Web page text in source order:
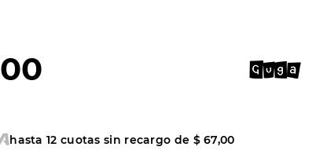
00
hasta12 cuotas sin recargo de $ 67,00